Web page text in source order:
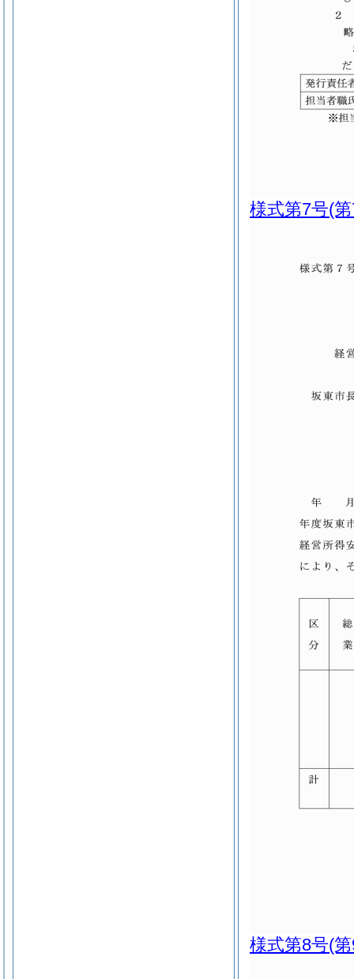
様式第7号(
様式第8号(